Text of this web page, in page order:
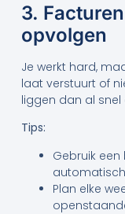
3.
opvolgen
Je werkt hard,
laat verstuurt of
liggen dan al snel
Tips:
Gebruik
Plan elke